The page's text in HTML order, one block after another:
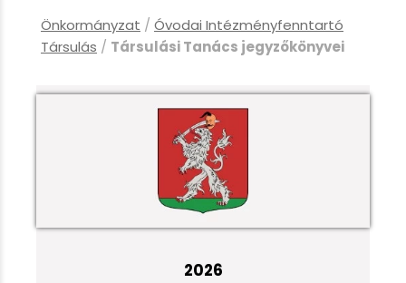
Önkormányzat / Óvodai Intézményfenntartó
Társulás / Társulási Tanács jegyzőkönyvei
2026